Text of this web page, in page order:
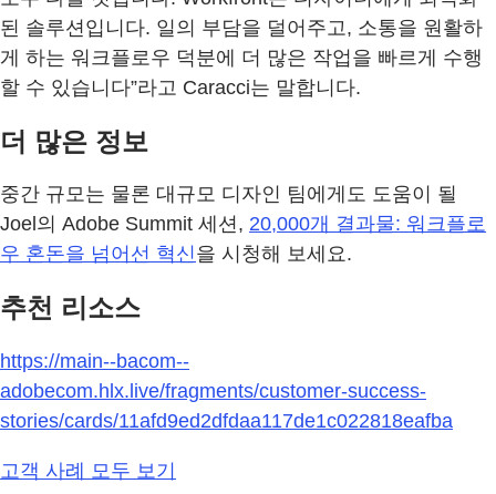
된 솔루션입니다. 일의 부담을 덜어주고, 소통을 원활하
게 하는 워크플로우 덕분에 더 많은 작업을 빠르게 수행
할 수 있습니다”라고 Caracci는 말합니다.
더 많은 정보
중간 규모는 물론 대규모 디자인 팀에게도 도움이 될
Joel의 Adobe Summit 세션, 20,000개 결과물: 워크플로
우 혼돈을 넘어선 혁신을 시청해 보세요.
추천 리소스
https://main--bacom--
adobecom.hlx.live/fragments/customer-success-
stories/cards/11afd9ed2dfdaa117de1c022818eafba
고객 사례 모두 보기